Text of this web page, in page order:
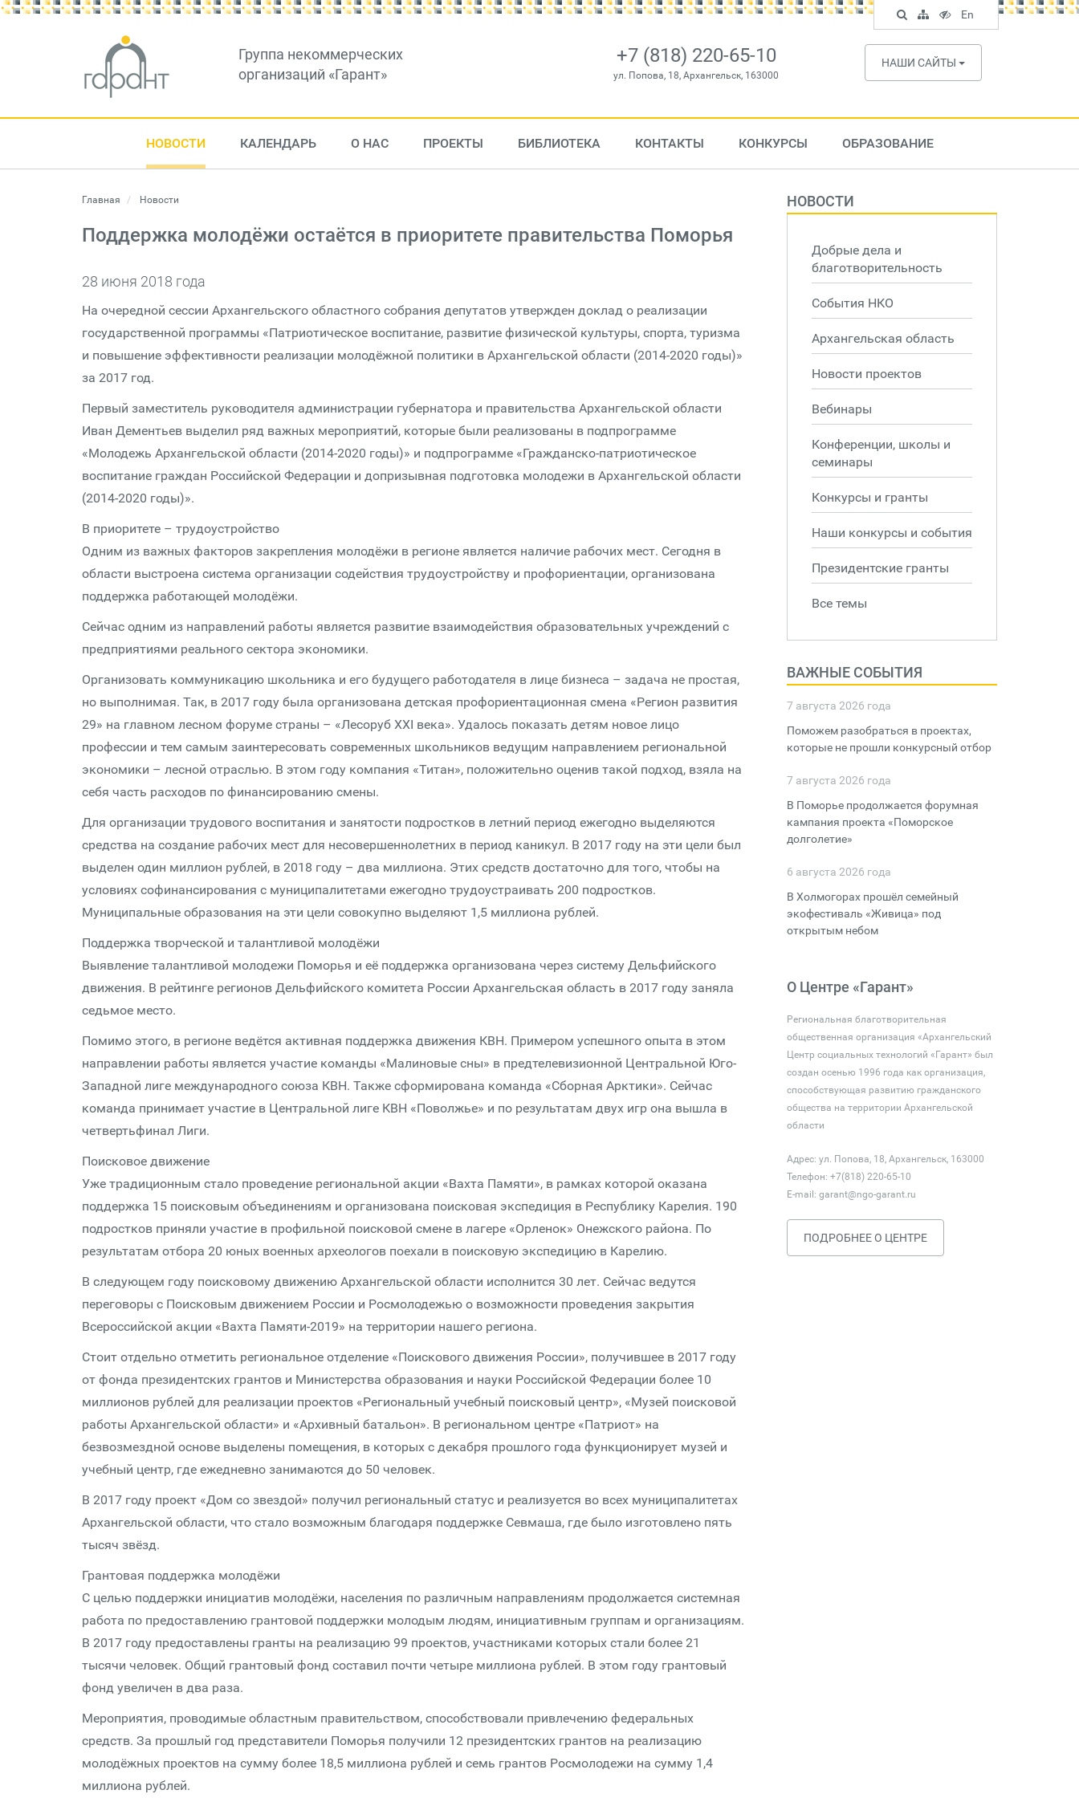
Группа некоммерческих
организаций «Гарант»
+7 (818) 220-65-10
ул. Попова, 18, Архангельск, 163000
НАШИ САЙТЫ
НОВОСТИ КАЛЕНДАРЬ О НАС ПРОЕКТЫ БИБЛИОТЕКА КОНТАКТЫ КОНКУРСЫ ОБРАЗОВАНИЕ
Главная Новости
Поддержка молодёжи остаётся в приоритете правительства Поморья
28 июня 2018 года
На очередной сессии Архангельского областного собрания депутатов утвержден доклад о реализации
государственной программы «Патриотическое воспитание, развитие физической культуры, спорта, туризма
и повышение эффективности реализации молодёжной политики в Архангельской области (2014-2020 годы)»
за 2017 год.
Первый заместитель руководителя администрации губернатора и правительства Архангельской области
Иван Дементьев выделил ряд важных мероприятий, которые были реализованы в подпрограмме
«Молодежь Архангельской области (2014-2020 годы)» и подпрограмме «Гражданско-патриотическое
воспитание граждан Российской Федерации и допризывная подготовка молодежи в Архангельской области
(2014-2020 годы)».
В приоритете – трудоустройство
Одним из важных факторов закрепления молодёжи в регионе является наличие рабочих мест. Сегодня в
области выстроена система организации содействия трудоустройству и профориентации, организована
поддержка работающей молодёжи.
Сейчас одним из направлений работы является развитие взаимодействия образовательных учреждений с
предприятиями реального сектора экономики.
Организовать коммуникацию школьника и его будущего работодателя в лице бизнеса – задача не простая,
но выполнимая. Так, в 2017 году была организована детская профориентационная смена «Регион развития
29» на главном лесном форуме страны – «Лесоруб XXI века». Удалось показать детям новое лицо
профессии и тем самым заинтересовать современных школьников ведущим направлением региональной
экономики – лесной отраслью. В этом году компания «Титан», положительно оценив такой подход, взяла на
себя часть расходов по финансированию смены.
Для организации трудового воспитания и занятости подростков в летний период ежегодно выделяются
средства на создание рабочих мест для несовершеннолетних в период каникул. В 2017 году на эти цели был
выделен один миллион рублей, в 2018 году – два миллиона. Этих средств достаточно для того, чтобы на
условиях софинансирования с муниципалитетами ежегодно трудоустраивать 200 подростков.
Муниципальные образования на эти цели совокупно выделяют 1,5 миллиона рублей.
Поддержка творческой и талантливой молодёжи
Выявление талантливой молодежи Поморья и её поддержка организована через систему Дельфийского
движения. В рейтинге регионов Дельфийского комитета России Архангельская область в 2017 году заняла
седьмое место.
Помимо этого, в регионе ведётся активная поддержка движения КВН. Примером успешного опыта в этом
направлении работы является участие команды «Малиновые сны» в предтелевизионной Центральной Юго-
Западной лиге международного союза КВН. Также сформирована команда «Сборная Арктики». Сейчас
команда принимает участие в Центральной лиге КВН «Поволжье» и по результатам двух игр она вышла в
четвертьфинал Лиги.
Поисковое движение
Уже традиционным стало проведение региональной акции «Вахта Памяти», в рамках которой оказана
поддержка 15 поисковым объединениям и организована поисковая экспедиция в Республику Карелия. 190
подростков приняли участие в профильной поисковой смене в лагере «Орленок» Онежского района. По
результатам отбора 20 юных военных археологов поехали в поисковую экспедицию в Карелию.
В следующем году поисковому движению Архангельской области исполнится 30 лет. Сейчас ведутся
переговоры с Поисковым движением России и Росмолодежью о возможности проведения закрытия
Всероссийской акции «Вахта Памяти-2019» на территории нашего региона.
Стоит отдельно отметить региональное отделение «Поискового движения России», получившее в 2017 году
от фонда президентских грантов и Министерства образования и науки Российской Федерации более 10
миллионов рублей для реализации проектов «Региональный учебный поисковый центр», «Музей поисковой
работы Архангельской области» и «Архивный батальон». В региональном центре «Патриот» на
безвозмездной основе выделены помещения, в которых с декабря прошлого года функционирует музей и
учебный центр, где ежедневно занимаются до 50 человек.
В 2017 году проект «Дом со звездой» получил региональный статус и реализуется во всех муниципалитетах
Архангельской области, что стало возможным благодаря поддержке Севмаша, где было изготовлено пять
тысяч звёзд.
Грантовая поддержка молодёжи
С целью поддержки инициатив молодёжи, населения по различным направлениям продолжается системная
работа по предоставлению грантовой поддержки молодым людям, инициативным группам и организациям.
В 2017 году предоставлены гранты на реализацию 99 проектов, участниками которых стали более 21
тысячи человек. Общий грантовый фонд составил почти четыре миллиона рублей. В этом году грантовый
фонд увеличен в два раза.
Мероприятия, проводимые областным правительством, способствовали привлечению федеральных
средств. За прошлый год представители Поморья получили 12 президентских грантов на реализацию
молодёжных проектов на сумму более 18,5 миллиона рублей и семь грантов Росмолодежи на сумму 1,4
миллиона рублей.
НОВОСТИ
Добрые дела и
благотворительность
События НКО
Архангельская область
Новости проектов
Вебинары
Конференции, школы и
семинары
Конкурсы и гранты
Наши конкурсы и события
Президентские гранты
Все темы
ВАЖНЫЕ СОБЫТИЯ
7 августа 2026 года
Поможем разобраться в проектах,
которые не прошли конкурсный отбор
7 августа 2026 года
В Поморье продолжается форумная
кампания проекта «Поморское
долголетие»
6 августа 2026 года
В Холмогорах прошёл семейный
экофестиваль «Живица» под
открытым небом
О Центре «Гарант»
Региональная благотворительная
общественная организация «Архангельский
Центр социальных технологий «Гарант» был
создан осенью 1996 года как организация,
способствующая развитию гражданского
общества на территории Архангельской
области
Адрес: ул. Попова, 18, Архангельск, 163000
Телефон: +7(818) 220-65-10
E-mail: garant@ngo-garant.ru
ПОДРОБНЕЕ О ЦЕНТРЕ
Поиск
по
сайту
Карта
сайта
Версия
для
слабовидящих
En
English